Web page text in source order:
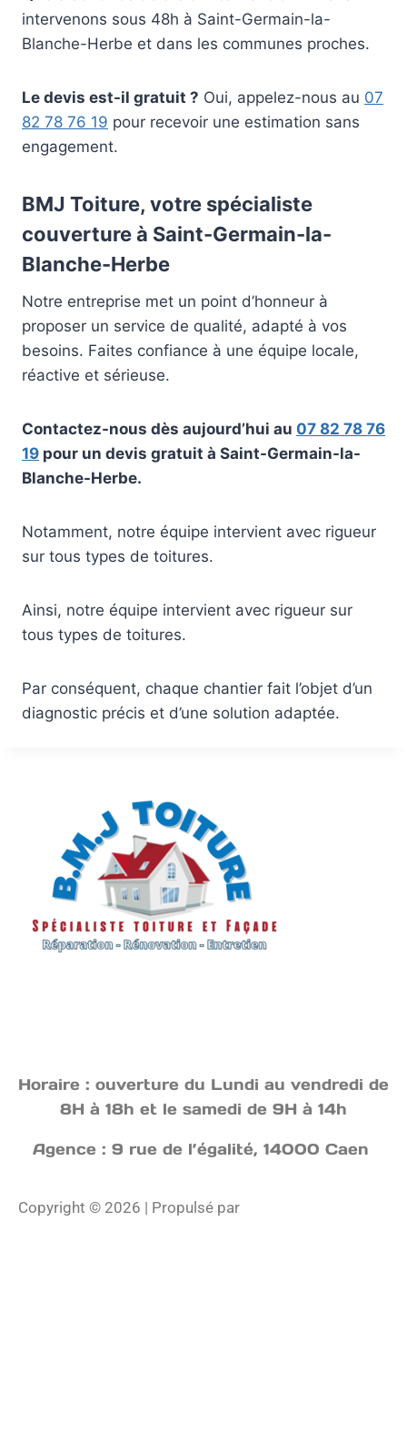
intervenons sous 48h à Saint-Germain-la-
Blanche-Herbe et dans les communes proches.
Le devis est-il gratuit ? Oui, appelez-nous au 07
82 78 76 19 pour recevoir une estimation sans
engagement.
BMJ Toiture, votre spécialiste
couverture à Saint-Germain-la-
Blanche-Herbe
Notre entreprise met un point d’honneur à
proposer un service de qualité, adapté à vos
besoins. Faites confiance à une équipe locale,
réactive et sérieuse.
Contactez-nous dès aujourd’hui au 07 82 78 76
19 pour un devis gratuit à Saint-Germain-la-
Blanche-Herbe.
Notamment, notre équipe intervient avec rigueur
sur tous types de toitures.
Ainsi, notre équipe intervient avec rigueur sur
tous types de toitures.
Par conséquent, chaque chantier fait l’objet d’un
diagnostic précis et d’une solution adaptée.
Horaire : ouverture du Lundi au vendredi de
8H à 18h et le samedi de 9H à 14h
Agence : 9 rue de l’égalité, 14000 Caen
Copyright © 2026 | Propulsé par